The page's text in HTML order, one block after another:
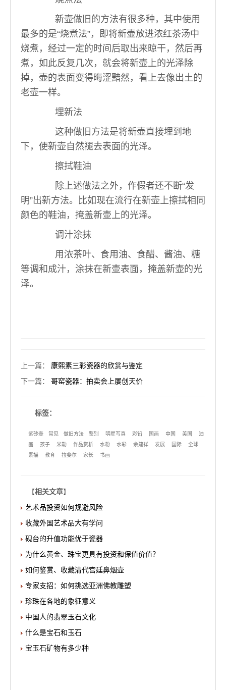
新壶做旧的方法有很多种，其中使用
最多的是“烧煮法”，即将新壶放进浓红茶汤中
烧煮，经过一定的时间后取出来晾干，然后再
煮，如此反复几次，就会将新壶上的光泽除
掉，壶的表面变得晦涩黯然，看上去像出土的
老壶一样。
埋新法
这种做旧方法是将新壶直接埋到地
下，使新壶自然褪去表面的光泽。
擦拭鞋油
除上述做法之外，作假者还不断“发
明”出新方法。比如现在流行在新壶上擦拭相同
颜色的鞋油，掩盖新壶上的光泽。
调汁涂抹
用浓茶叶、食用油、食醋、酱油、糖
等调和成汁，涂抹在新壶表面，掩盖新壶的光
泽。
上一篇： 康熙素三彩瓷器的欣赏与鉴定
下一篇： 哥窑瓷器：拍卖会上屡创天价
标签：
紫砂壶 常见 做旧方法 鉴别 明星写真 彩铅 国画 中国 美国
油
画
孩子 米勒 作品赏析 水粉 水彩 余建祥 发展 国际
全球
素描
教育 拉斐尔 家长 书画
【相关文章】
艺术品投资如何规避风险
收藏外国艺术品大有学问
砚台的升值功能优于瓷器
为什么黄金、珠宝更具有投资和保值价值？
如何鉴赏、收藏清代宫廷鼻烟壶
专家支招：如何挑选亚洲佛教雕塑
珍珠在各地的象征意义
中国人的翡翠玉石文化
什么是宝石和玉石
宝玉石矿物有多少种